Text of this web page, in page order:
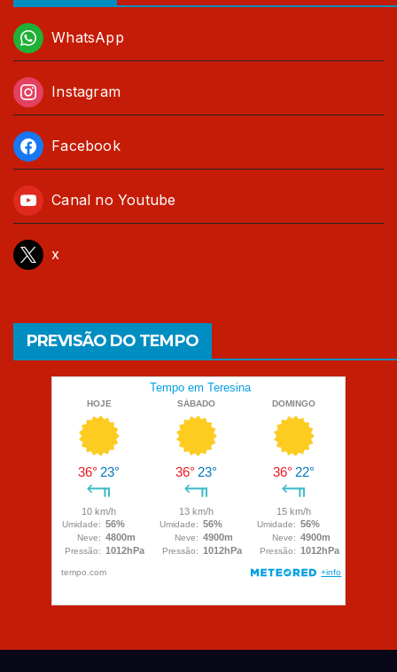
WhatsApp
Instagram
Facebook
Canal no Youtube
x
PREVISÃO DO TEMPO